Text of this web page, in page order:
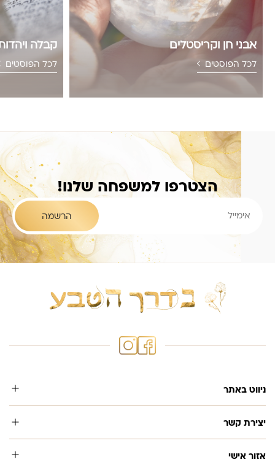
אבני חן וקריסטלים
לכל הפוסטים
קבלה
לכל הפוסטים
הצטרפו למשפחה שלנו!
ניווט באתר
יצירת קשר
אזור אישי